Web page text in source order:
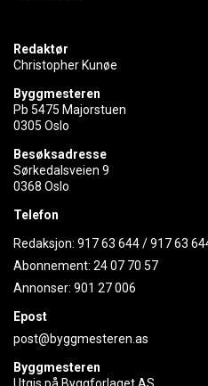
Redaktør
Christopher Kunøe
Byggmesteren
Pb 5475 Majorstuen
0305 Oslo
Besøksadresse
Sørkedalsveien 9
0368 Oslo
Telefon
Redaksjon: 917 63 644/917 63
Abonnement: 24 07 70 57
Annonser: 901 27 006
Epost
post@byggmesteren.as
Byggmesteren